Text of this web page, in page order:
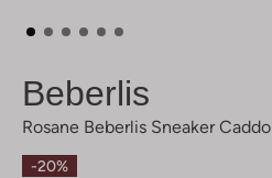
Beberlis
Rosane Beberlis Sneaker Caddo
-20%